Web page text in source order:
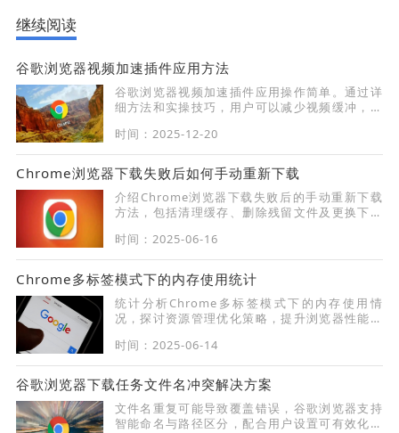
继续阅读
谷歌浏览器视频加速插件应用方法
谷歌浏览器视频加速插件应用操作简单。通过详
细方法和实操技巧，用户可以减少视频缓冲，实
时间：2025-12-20
Chrome浏览器下载失败后如何手动重新下载
介绍Chrome浏览器下载失败后的手动重新下载
方法，包括清理缓存、删除残留文件及更换下载
时间：2025-06-16
Chrome多标签模式下的内存使用统计
统计分析Chrome多标签模式下的内存使用情
况，探讨资源管理优化策略，提升浏览器性能表
时间：2025-06-14
谷歌浏览器下载任务文件名冲突解决方案
文件名重复可能导致覆盖错误，谷歌浏览器支持
智能命名与路径区分，配合用户设置可有效化解